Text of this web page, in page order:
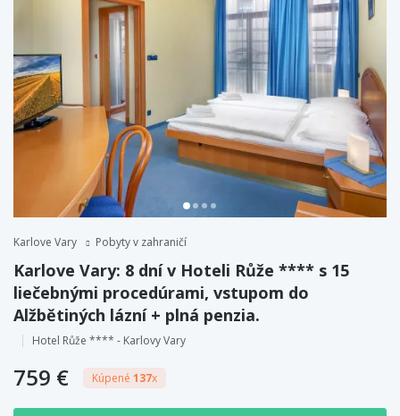
Karlove Vary Pobyty v zahraničí
Karlove Vary: 8 dní v Hoteli Růže **** s 15
liečebnými procedúrami, vstupom do
Alžbětiných lázní + plná penzia.
Hotel Růže **** - Karlovy Vary
759 € Kúpené 137x